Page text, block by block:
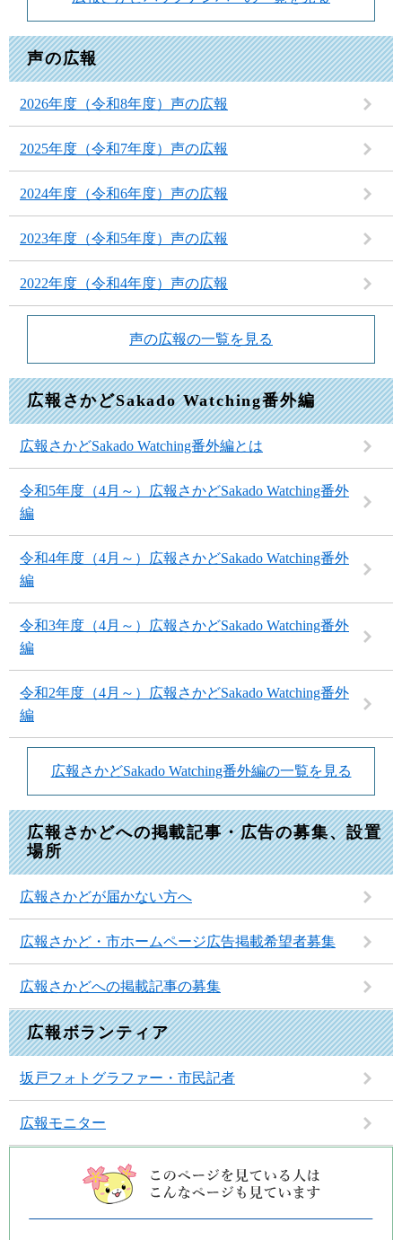
声の広報
2026年度（令和8年度）声の広報
2025年度（令和7年度）声の広報
2024年度（令和6年度）声の広報
2023年度（令和5年度）声の広報
2022年度（令和4年度）声の広報
声の広報の一覧を見る
広報さかどSakado Watching番外編
広報さかどSakado Watching番外編とは
令和5年度（4月～）広報さかどSakado Watching番外
編
令和4年度（4月～）広報さかどSakado Watching番外
編
令和3年度（4月～）広報さかどSakado Watching番外
編
令和2年度（4月～）広報さかどSakado Watching番外
編
広報さかどSakado Watching番外編の一覧を見る
広報さかどへの掲載記事・広告の募集、設置
場所
広報さかどが届かない方へ
広報さかど・市ホームページ広告掲載希望者募集
広報さかどへの掲載記事の募集
広報ボランティア
坂戸フォトグラファー・市民記者
広報モニター